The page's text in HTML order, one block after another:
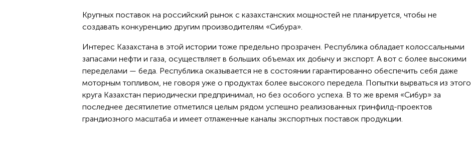
Крупных поставок на российский рынок с казахстанских мощностей не планируется, чтобы не
создавать конкуренцию другим производителям «Сибура».
Интерес Казахстана в этой истории тоже предельно прозрачен. Республика обладает колоссальными
запасами нефти и газа, осуществляет в больших объемах их добычу и экспорт. А вот с более высокими
переделами — беда. Республика оказывается не в состоянии гарантированно обеспечить себя даже
моторным топливом, не говоря уже о продуктах более высокого передела. Попытки вырваться из этого
круга Казахстан периодически предпринимал, но без особого успеха. В то же время «Сибур» за
последнее десятилетие отметился целым рядом успешно реализованных гринфилд-проектов
грандиозного масштаба и имеет отлаженные каналы экспортных поставок продукции.